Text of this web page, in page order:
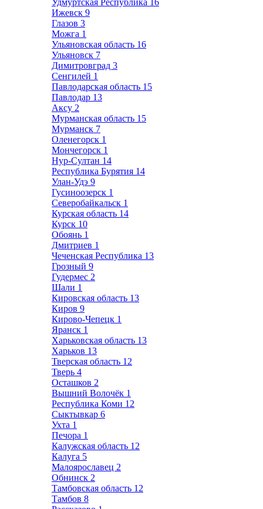
Удмуртская Республика 16
Ижевск 9
Глазов 3
Можга 1
Ульяновская область 16
Ульяновск 7
Димитровград 3
Сенгилей 1
Павлодарская область 15
Павлодар 13
Аксу 2
Мурманская область 15
Мурманск 7
Оленегорск 1
Мончегорск 1
Нур-Султан 14
Республика Бурятия 14
Улан-Удэ 9
Гусиноозерск 1
Северобайкальск 1
Курская область 14
Курск 10
Обоянь 1
Дмитриев 1
Чеченская Республика 13
Грозный 9
Гудермес 2
Шали 1
Кировская область 13
Киров 9
Кирово-Чепецк 1
Яранск 1
Харьковская область 13
Харьков 13
Тверская область 12
Тверь 4
Осташков 2
Вышний Волочёк 1
Республика Коми 12
Сыктывкар 6
Ухта 1
Печора 1
Калужская область 12
Калуга 5
Малоярославец 2
Обнинск 2
Тамбовская область 12
Тамбов 8